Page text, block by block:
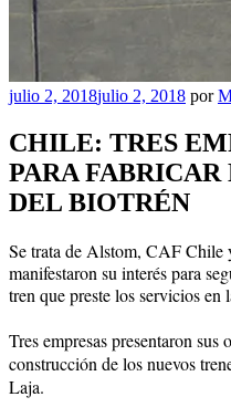
Publicado
julio 2, 2018julio 2, 2018 por
CHILE: TRES
PARA FABRICAR
DEL BIOTRÉN
Se trata de Alstom, CAF
manifestaron su interés para
tren que preste los servicios
Tres empresas presentaron sus
construcción de los nuevos
Laja.